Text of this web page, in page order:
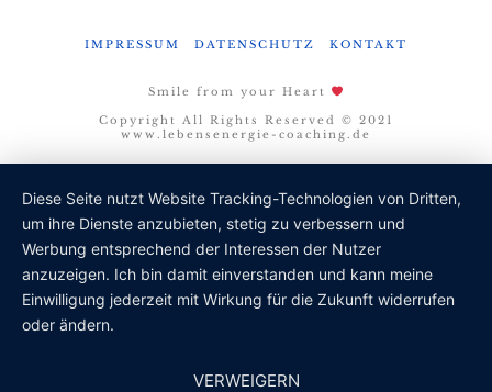
IMPRESSUM DATENSCHUTZ KONTAKT
Smile from your Heart
Copyright All Rights Reserved © 2021
www.lebensenergie-coaching.de
Diese Seite nutzt Website Tracking-Technologien von Dritten,
um ihre Dienste anzubieten, stetig zu verbessern und
Werbung entsprechend der Interessen der Nutzer
anzuzeigen. Ich bin damit einverstanden und kann meine
Einwilligung jederzeit mit Wirkung für die Zukunft widerrufen
oder ändern.
VERWEIGERN